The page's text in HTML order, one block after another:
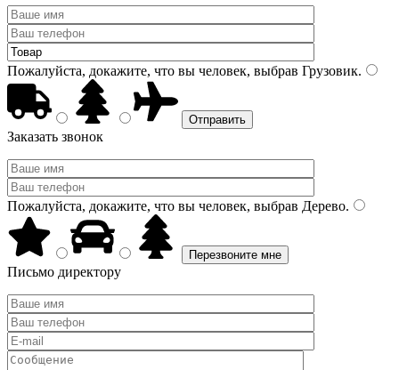
Пожалуйста, докажите, что вы человек, выбрав Грузовик.
Заказать звонок
Пожалуйста, докажите, что вы человек, выбрав Дерево.
Письмо директору